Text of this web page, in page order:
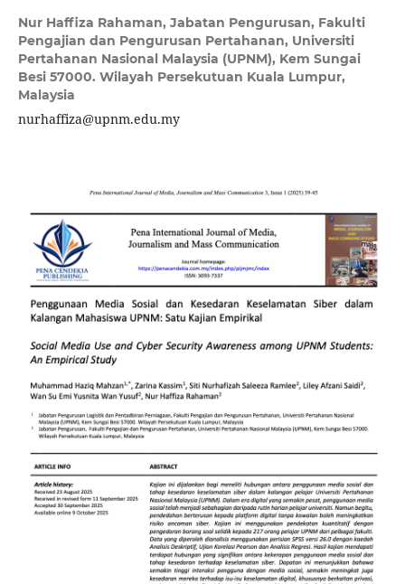
Nur Haffiza Rahaman, Jabatan Pengurusan, Fakulti
Pengajian dan Pengurusan Pertahanan, Universiti
Pertahanan Nasional Malaysia (UPNM), Kem Sungai
Besi 57000. Wilayah Persekutuan Kuala Lumpur,
Malaysia
nurhaffiza@upnm.edu.my